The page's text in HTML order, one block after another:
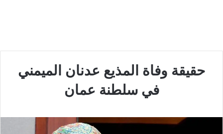
حقيقة وفاة المذيع عدنان الميمني
في سلطنة عمان